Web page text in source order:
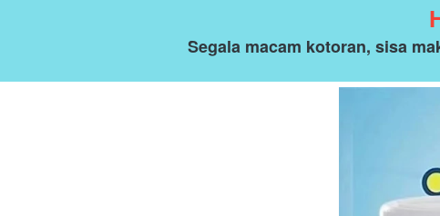
Segala macam kotoran, sisa